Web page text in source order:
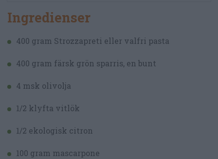
Ingredienser
400 gram Strozzapreti eller valfri pasta
400 gram färsk grön sparris, en bunt
4 msk olivolja
1/2 klyfta vitlök
1/2 ekologisk citron
100 gram mascarpone